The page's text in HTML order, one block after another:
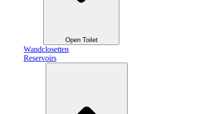
Open Toilet
Wandclosetten
Reservoirs